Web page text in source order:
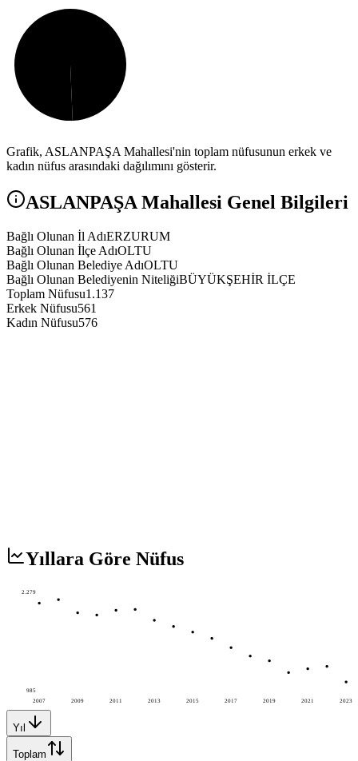
Grafik, ASLANPAŞA Mahallesi'nin toplam nüfusunun erkek ve
kadın nüfus arasındaki dağılımını gösterir.
ASLANPAŞA Mahallesi Genel Bilgileri
Bağlı Olunan İl AdıERZURUM
Bağlı Olunan İlçe AdıOLTU
Bağlı Olunan Belediye AdıOLTU
Bağlı Olunan Belediyenin NiteliğiBÜYÜKŞEHİR İLÇE
Toplam Nüfusu1.137
Erkek Nüfusu561
Kadın Nüfusu576
Yıllara Göre Nüfus
2007 2009 2011 2013 2015 2017 2019 2021 2023
2.279
985
Yıl
Toplam